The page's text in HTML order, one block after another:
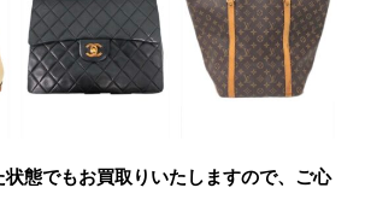
態でもお買取りいたしますので、ご心